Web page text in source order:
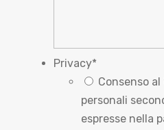
Privacy*
Consenso
personali
espresse nella